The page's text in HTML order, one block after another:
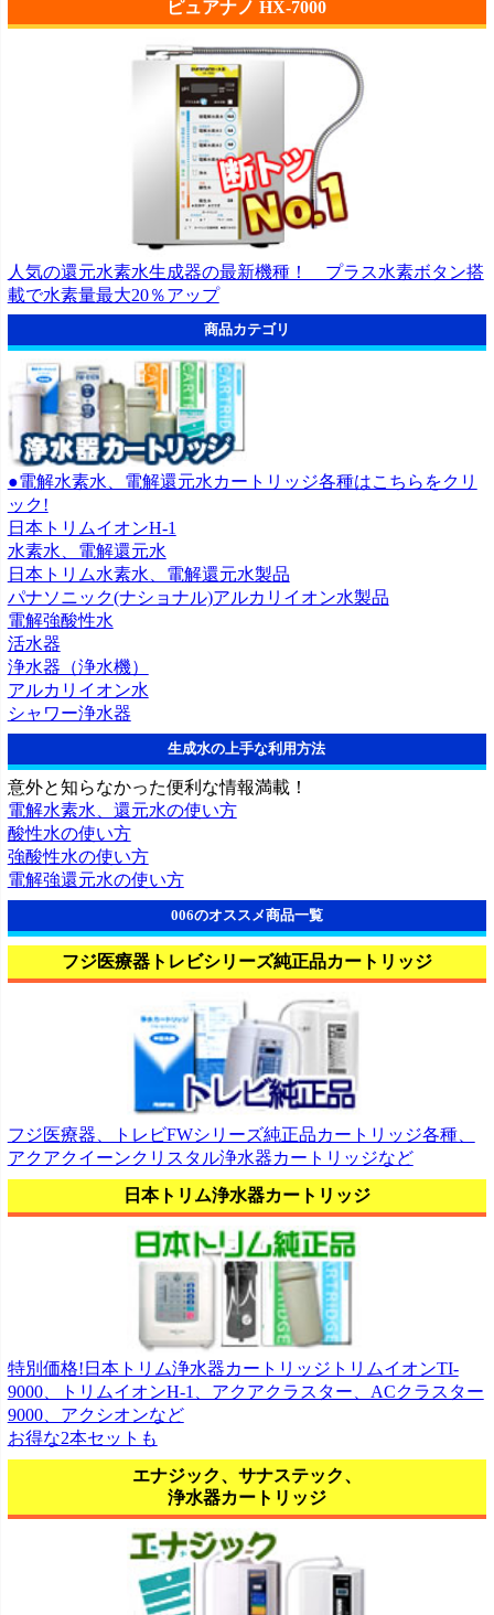
ピュアナノ HX-7000
人気の還元水素水生成器の最新機種！ プラス水素ボタン搭
載で水素量最大20％アップ
商品カテゴリ
●電解水素水、電解還元水カートリッジ各種はこちらをクリ
ック!
日本トリムイオンH-1
水素水、電解還元水
日本トリム水素水、電解還元水製品
パナソニック(ナショナル)アルカリイオン水製品
電解強酸性水
活水器
浄水器（浄水機）
アルカリイオン水
シャワー浄水器
生成水の上手な利用方法
意外と知らなかった便利な情報満載！
電解水素水、還元水の使い方
酸性水の使い方
強酸性水の使い方
電解強還元水の使い方
006のオススメ商品一覧
フジ医療器トレビシリーズ純正品カートリッジ
フジ医療器、トレビFWシリーズ純正品カートリッジ各種、
アクアクイーンクリスタル浄水器カートリッジなど
日本トリム浄水器カートリッジ
特別価格!日本トリム浄水器カートリッジトリムイオンTI-
9000、トリムイオンH-1、アクアクラスター、ACクラスター
9000、アクシオンなど
お得な2本セットも
エナジック、サナステック、
浄水器カートリッジ